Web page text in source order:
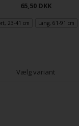
65,50 DKK
23-41 cm Lang, 61-91 cm
Vælg variant